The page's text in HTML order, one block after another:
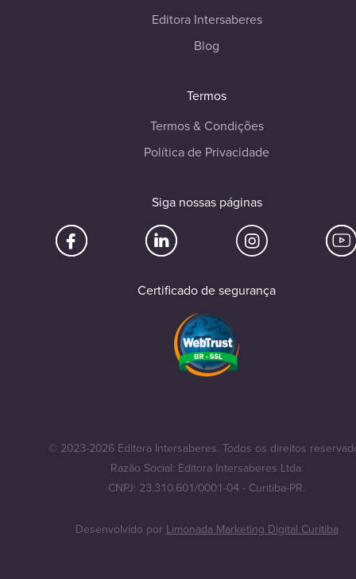
Editora Intersaberes
Blog
Termos
Termos & Condições
Política de Privacidade
Siga nossas páginas
Certificado de segurança
© 2023-2026 Editora Intersaberes. Todos os direitos
Razão Social: Editora Intersaberes Ltda.
CNPJ: 23.310.601/0001-04 - Curitiba-PR.
Desenvolvido por Limonada Marketing Digital Curitiba